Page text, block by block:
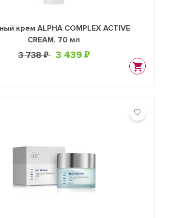
крем ALPHA COMPLEX ACTIVE
CREAM, 70 мл
3 738 ₽ 3 439 ₽